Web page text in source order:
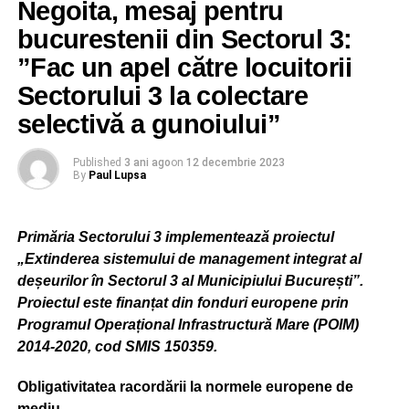
repere) unde se află vehiculul;
ADVERTISEMENT
b) se aplică pe caroseria vehiculului o somaţie cu termen
de 10 zile, prin care proprietarul/deţinătorul legal este
somat să ridice vehiculul de pe domeniul public;
c) se execută planşe foto la faţa locului (de detaliu şi de
ansamblu, prin care să se evidenţieze atât zona, cât şi
somaţia aplicată pe maşină);
d) se întocmeşte procesul-verbal de constatare, totodată
fiind realizată fişa de identificare a proprietarului, prin
solicitarea datelor de identificare la Dispeceratul
DGPLS3;
Negoita, mesaj pentru
bucurestenii din Sectorul 3:
”Fac un apel către locuitorii
Sectorului 3 la colectare
selectivă a gunoiului”
Published 3 ani agoon 12 decembrie 2023
By Paul Lupsa
Primăria Sectorului 3 implementează proiectul
„Extinderea sistemului de management integrat al
deșeurilor în Sectorul 3 al Municipiului București”.
Proiectul este finanțat din fonduri europene prin
Programul Operațional Infrastructură Mare (POIM)
2014-2020, cod SMIS 150359.
Obligativitatea racordării la normele europene de